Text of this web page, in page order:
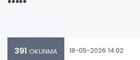
391 OKUNMA 18-05-2026 14:02